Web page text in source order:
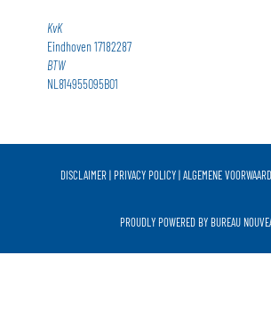
KvK
Eindhoven 17182287
BTW
NL814955095B01
DISCLAIMER|PRIVACY POLICY|ALGEMENE
PROUDLY POWERED BY BUREAU